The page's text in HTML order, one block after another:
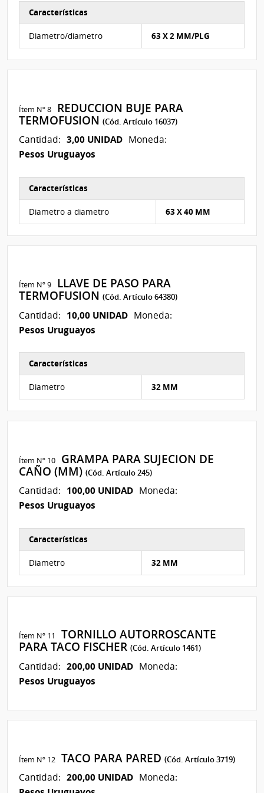
Características
Diametro/diametro 63 X 2 MM/PLG
Ítem Nº 8
REDUCCION BUJE PARA
TERMOFUSION(Cód. Artículo 16037)
Cantidad: 3,00 UNIDAD Moneda:
Pesos Uruguayos
Características
Diametro a diametro 63 X 40 MM
Ítem Nº 9
LLAVE DE PASO PARA
TERMOFUSION(Cód. Artículo 64380)
Cantidad: 10,00 UNIDAD Moneda:
Pesos Uruguayos
Características
Diametro 32 MM
Ítem Nº 10
GRAMPA PARA SUJECION DE
CAÑO (MM)(Cód. Artículo 245)
Cantidad: 100,00 UNIDAD Moneda:
Pesos Uruguayos
Características del Ítem Nº 10
Características
Diametro 32 MM
Ítem Nº 11
TORNILLO AUTORROSCANTE
PARA TACO FISCHER(Cód. Artículo 1461)
Cantidad: 200,00 UNIDAD Moneda:
Pesos Uruguayos
Ítem Nº 12 TACO PARA PARED(Cód. Artículo 3719)
Cantidad: 200,00 UNIDAD Moneda: